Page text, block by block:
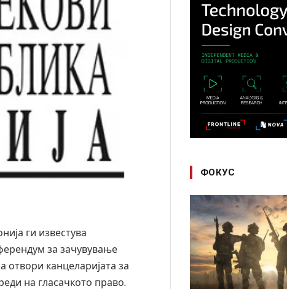
ги известува
за зачувување
отвори канцеларијата за
на гласачкото право.
ФОКУС